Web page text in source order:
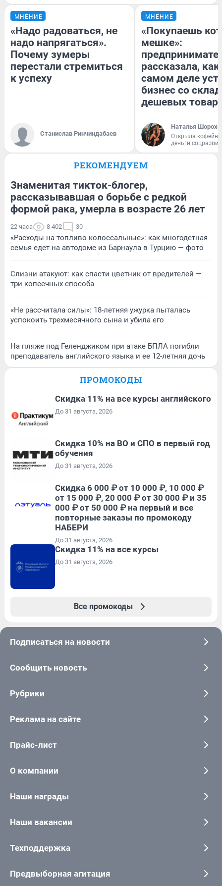
МНЕНИЕ
«Надо радоваться, не
надо напрягаться».
Почему зумеры
перестали стремиться
к успеху
Станислав Ринчиндабаев
МНЕНИЕ
«Покупаешь
мешке»:
рассказала, как
самом деле
бизнес со
дешевых
Наталья
Открыла
деньги
РЕКОМЕНДУЕМ
Знаменитая тикток-блогер,
рассказывавшая о борьбе с редкой
формой рака, умерла в возрасте 26 лет
22 часа 8 402 30
«Расходы на топливо колоссальные»: как многодетная
семья едет на автодоме из Барнаула в Турцию — фото
Слизни атакуют: как спасти цветник от вредителей —
три копеечных способа
«Не рассчитала силы»: 18-летняя ужурка пыталась
успокоить трехмесячного сына и убила его
На пляже под Геленджиком при атаке БПЛА погибли
преподаватель английского языка и ее 12-летняя дочь
ПРОМОКОДЫ
Скидка 11% на все курсы английского
До 31 августа, 2026
Скидка 10% на ВО и СПО в первый год
обучения
До 31 августа, 2026
Скидка 6 000 ₽ от 10 000 ₽, 10 000 ₽
от 15 000 ₽, 20 000 ₽ от 30 000 ₽ и 35
000 ₽ от 50 000 ₽ на первый и все
повторные заказы по промокоду
НАБЕРИ
До 31 августа, 2026
Скидка 11% на все курсы
До 31 августа, 2026
Все промокоды
Подписаться на новости
Сообщить новость
Рубрики
Реклама на сайте
Прайс-лист
О компании
Наши награды
Наши вакансии
Техподдержка
Предвыборная агитация